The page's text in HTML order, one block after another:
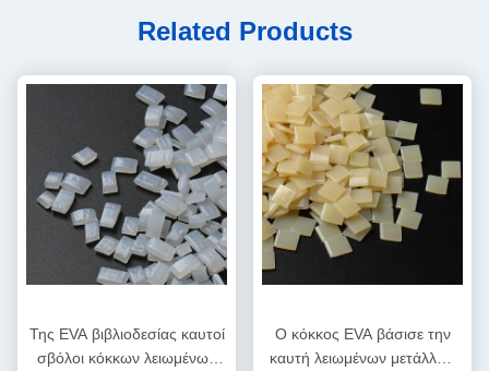
Related Products
Της EVA βιβλιοδεσίας καυτοί
σβόλοι κόκκων λειωμένων
Ο κόκκος EVA βάσισε την
καυτή λειωμένων μετάλλων